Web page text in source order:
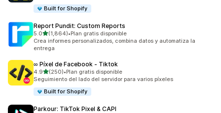
Built for Shopify
Report Pundit: Custom Reports
5.0de 5 estrellas
(1,864)
1864 reseñas en total
•Plan gratis disponible
Crea informes personalizados, combina datos y automatiza la
entrega
∞ Píxel de Facebook ‑ Tiktok
4.9de 5 estrellas
(250)
250 reseñas en total
•Plan gratis disponible
Seguimiento del lado del servidor para varios píxeles
Built for Shopify
Parkour: TikTok Pixel & CAPI